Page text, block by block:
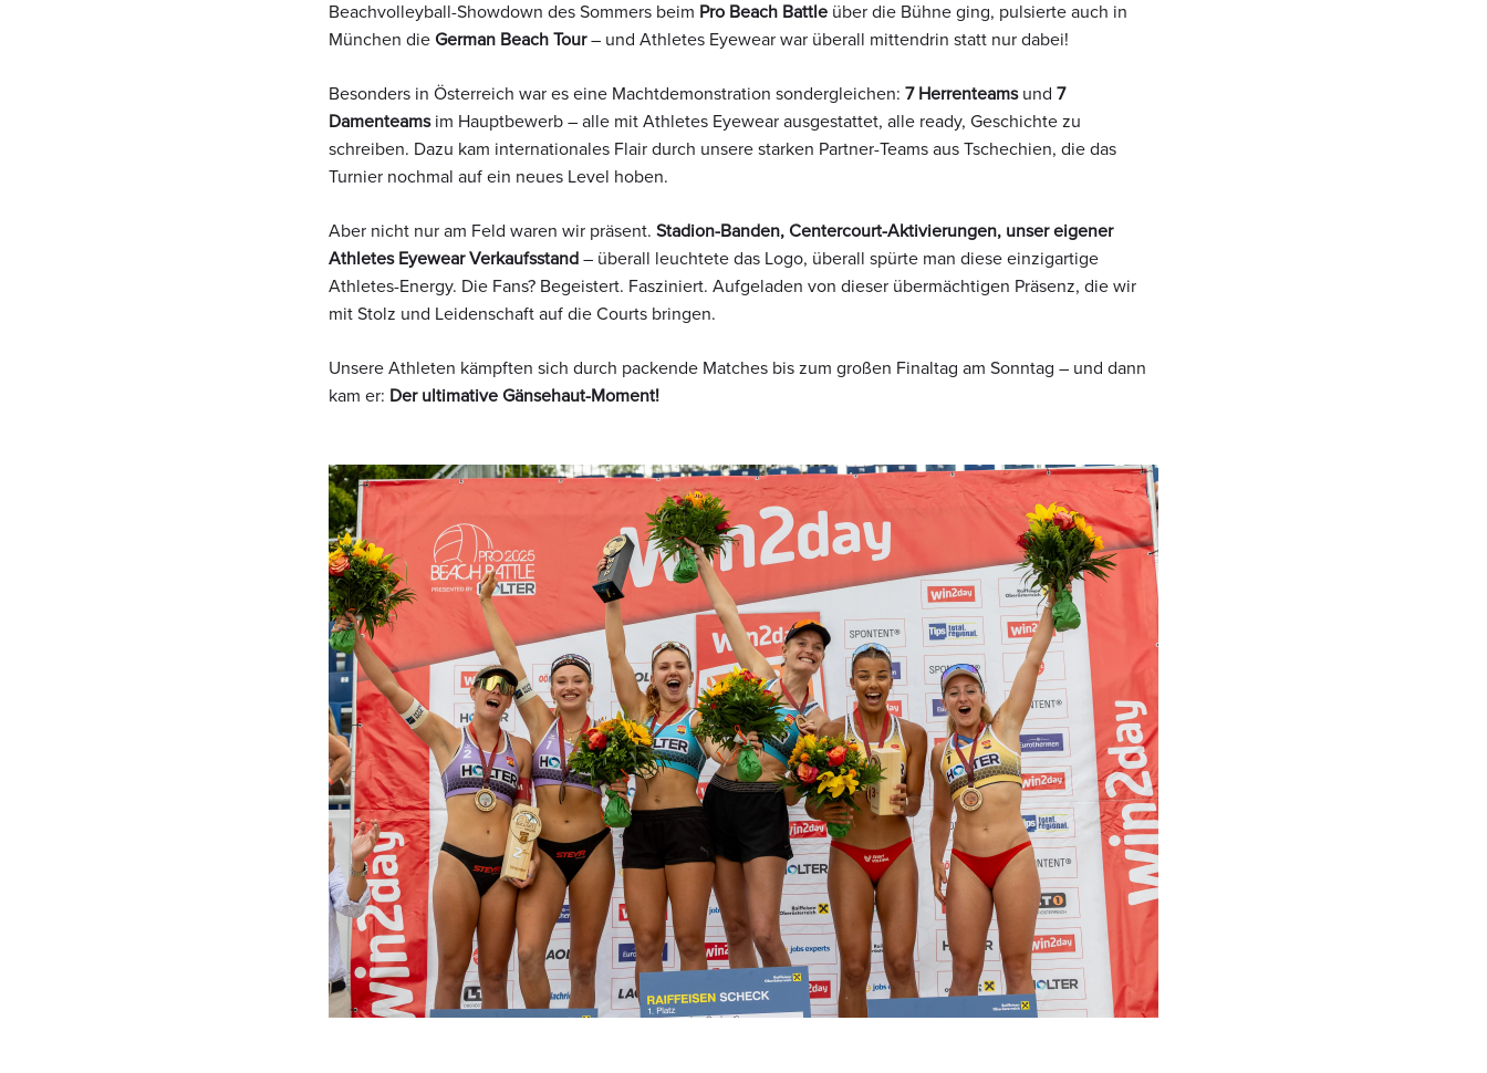
Beachvolleyball-Showdown des Sommers beim Pro Beach Battle über die Bühne ging, pulsierte auch in
München die German Beach Tour– und Athletes Eyewear war überall mittendrin statt nur dabei!
Besonders in Österreich war es eine Machtdemonstration sondergleichen: 7 Herrenteamsund 7
Damenteamsim Hauptbewerb – alle mit Athletes Eyewear ausgestattet, alle ready, Geschichte zu
schreiben. Dazu kam internationales Flair durch unsere starken Partner-Teams aus Tschechien, die das
Turnier nochmal auf ein neues Level hoben.
Aber nicht nur am Feld waren wir präsent. Stadion-Banden, Centercourt-Aktivierungen, unser eigener
Athletes Eyewear Verkaufsstand – überall leuchtete das Logo, überall spürte man diese einzigartige
Athletes-Energy. Die Fans? Begeistert. Fasziniert. Aufgeladen von dieser übermächtigen Präsenz, die wir
mit Stolz und Leidenschaft auf die Courts bringen.
Unsere Athleten kämpften sich durch packende Matches bis zum großen Finaltag am Sonntag – und dann
kam er: Der ultimative Gänsehaut-Moment!